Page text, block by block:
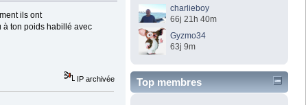
ils ont
à ton poids habillé avec
IP archivée
charlieboy
66j 21h 40m
Gyzmo34
63j 9m
Top membres